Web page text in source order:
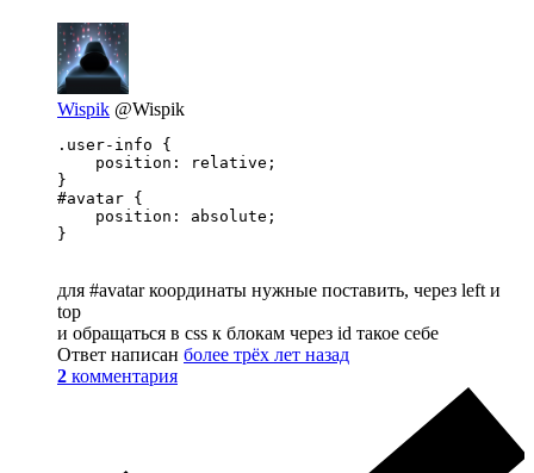
Wispik @Wispik
.user-info {
    position: relative;
}
#avatar {
    position: absolute;
}
для #avatar координаты нужные поставить, через left и
top
и обращаться в css к блокам через id такое себе
Ответ написан более трёх лет назад
2 комментария